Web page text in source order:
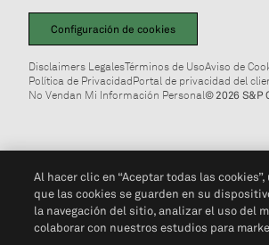
Configuración de cookies
Disclaimers LegalesTérminos de UsoAviso de
Política de PrivacidadPortal de privacidad del
No Vendan Mi Información Personal© 2026 S&P
Al hacer clic en “Aceptar todas las
que las cookies se guarden en su
la navegación del sitio, analizar el uso del
colaborar con nuestros estudios para